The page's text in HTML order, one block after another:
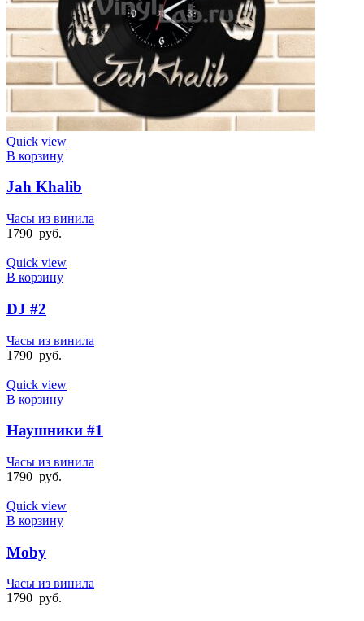
Quick view
В корзину
Jah Khalib
Часы из винила
1790 руб.
Quick view
В корзину
DJ #2
Часы из винила
1790 руб.
Quick view
В корзину
Наушники #1
Часы из винила
1790 руб.
Quick view
В корзину
Moby
Часы из винила
1790 руб.